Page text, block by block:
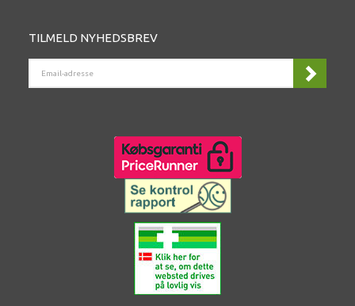
TILMELD NYHEDSBREV
ADRESSE